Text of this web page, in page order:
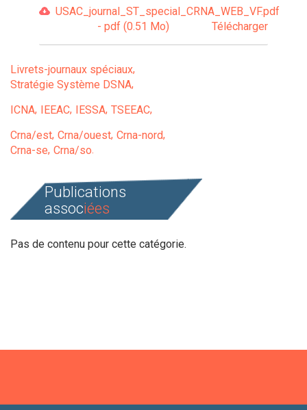
USAC_journal_ST_special_CRNA_WEB_VF.pdf
- pdf (0.51 Mo)
Télécharger
Livrets-journaux spéciaux
Stratégie Système DSNA
ICNA IEEAC IESSA TSEEAC
Crna/est Crna/ouest Crna-nord
Crna-se Crna/so
Publications
associées
Pas de contenu pour cette catégorie.